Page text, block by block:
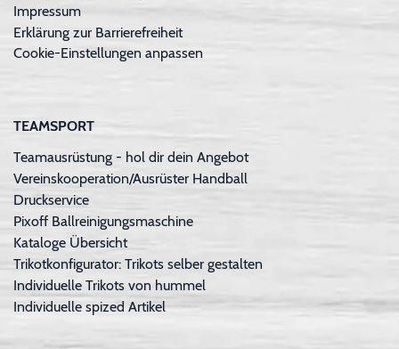
Impressum
Erklärung zur Barrierefreiheit
Cookie-Einstellungen anpassen
TEAMSPORT
Teamausrüstung - hol dir dein Angebot
Vereinskooperation/Ausrüster Handball
Druckservice
Pixoff Ballreinigungsmaschine
Kataloge Übersicht
Trikotkonfigurator: Trikots selber gestalten
Individuelle Trikots von hummel
Individuelle spized Artikel